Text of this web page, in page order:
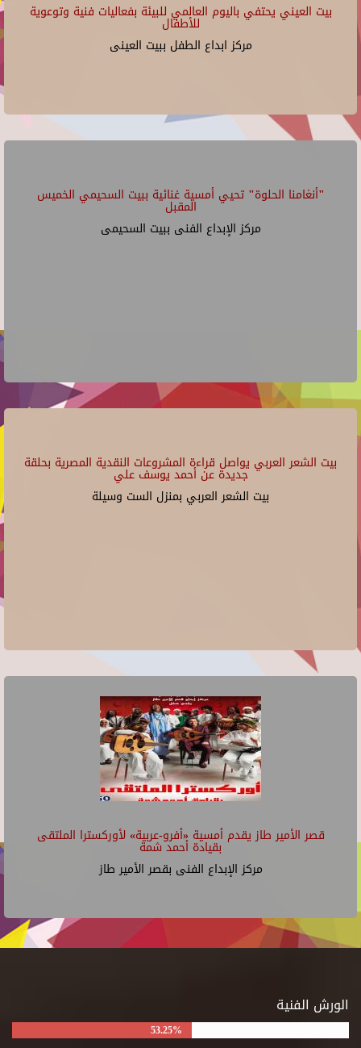
بيت العيني يحتفي باليوم العالمي للبيئة بفعاليات فنية وتوعوية
للأطفال
مركز ابداع الطفل ببيت العينى
"أنغامنا الحلوة" تحيي أمسية غنائية ببيت السحيمي الخميس
المقبل
مركز الإبداع الفنى ببيت السحيمى
بيت الشعر العربي يواصل قراءة المشروعات النقدية المصرية بحلقة
جديدة عن أحمد يوسف علي
بيت الشعر العربي بمنزل الست وسيلة
قصر الأمير طاز يقدم أمسية «أفرو-عربية» لأوركسترا الملتقى
بقيادة أحمد شمة
مركز الإبداع الفنى بقصر الأمير طاز
الورش الفنية
53.25%